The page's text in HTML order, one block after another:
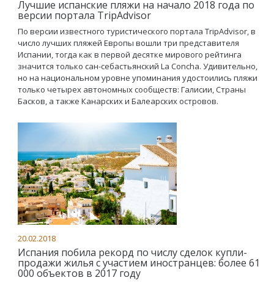
Лучшие испанские пляжи на начало 2018 года по
версии портала TripAdvisor
По версии известного туристического портала TripAdvisor, в
число лучших пляжей Европы вошли три представителя
Испании, тогда как в первой десятке мирового рейтинга
значится только сан-себастьянский La Concha. Удивительно,
но на национальном уровне упоминания удостоились пляжи
только четырех автономных сообществ: Галисии, Страны
Басков, а также Канарских и Балеарских островов.
20.02.2018
Испания побила рекорд по числу сделок купли-
продажи жилья с участием иностранцев: более 61
000 объектов в 2017 году